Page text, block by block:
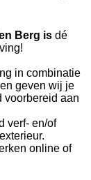
Berg is dé
in combinatie
geven wij je
voorbereid aan
verf- en/of
online of